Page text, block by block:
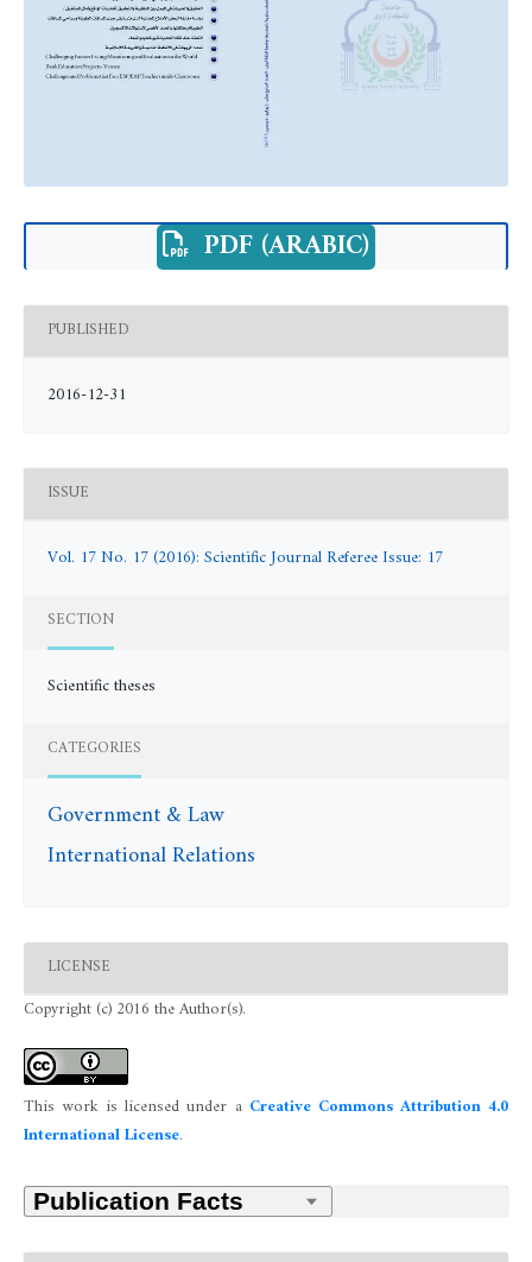
PDF (ARABIC)
PUBLISHED
2016-12-31
ISSUE
Vol. 17 No. 17 (2016): Scientific Journal Referee Issue: 17
SECTION
Scientific theses
CATEGORIES
Government & Law
International Relations
LICENSE
Copyright (c) 2016 the Author(s).
This work is licensed under a Creative Commons Attribution 4.0
International License.